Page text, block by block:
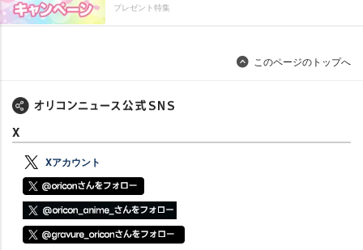
プレゼント特集
このページのトップへ
X
Xアカウント